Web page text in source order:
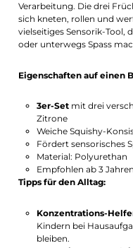
Verarbeitung. Die drei
sich kneten, rollen und
vielseitiges Sensorik-Tool,
oder unterwegs Spass
Eigenschaften auf einen
3er-Setmit drei
Zitrone
Weiche Squishy-
Fördert sensorisches
Material: Polyurethan
Empfohlen ab 3 Jahren
Tipps für den Alltag:
Konzentrations-
Kindern bei
bleiben.